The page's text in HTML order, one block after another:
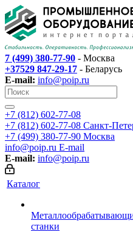
7 (499) 380-77-90 - Москва
+37529 847-29-17 - Беларусь
E-mail: info@poip.ru
+7 (812) 602-77-08
+7 (812) 602-77-08 Санкт-
+7 (499) 380-77-90 Москва
info@poip.ru E-mail
E-mail: info@poip.ru
Каталог
станки